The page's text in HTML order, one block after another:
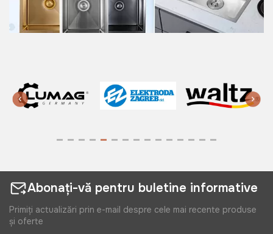
Abonați-vă pentru buletine informative
Primiți actualizări prin e-mail despre cele mai recente produse
și oferte